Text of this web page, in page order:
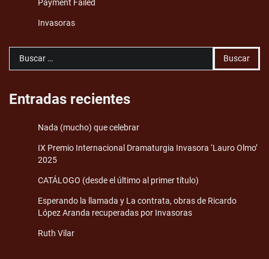
Payment Failed
Invasoras
Buscar:
Entradas recientes
Nada (mucho) que celebrar
IX Premio Internacional Dramaturgia Invasora ‘Lauro Olmo’
2025
CATÁLOGO (desde el último al primer título)
Esperando la llamada y La contrata, obras de Ricardo
López Aranda recuperadas por Invasoras
Ruth Vilar